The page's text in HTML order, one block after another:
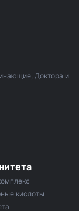
Доктора и
кислоты